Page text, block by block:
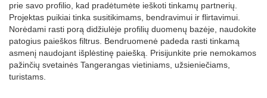
prie savo profilio, kad pradėtumėte ieškoti tinkamų partnerių.
Projektas puikiai tinka susitikimams, bendravimui ir flirtavimui.
Norėdami rasti porą didžiulėje profilių duomenų bazėje, naudokite
patogius paieškos filtrus. Bendruomenė padeda rasti tinkamą
asmenį naudojant išplėstinę paiešką. Prisijunkite prie nemokamos
pažinčių svetainės Tangerangas vietiniams, užsieniečiams,
turistams.